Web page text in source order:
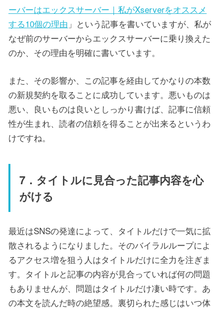
ーバーはエックスサーバー｜私がXserverをオススメ
する10個の理由 」という記事を書いていますが、私が
なぜ前のサーバーからエックスサーバーに乗り換えた
のか、その理由を明確に書いています。
また、その影響か、この記事を経由してかなりの本数
の新規契約を取ることに成功しています。悪いものは
悪い、良いものは良いとしっかり書けば、記事に信頼
性が生まれ、読者の信頼を得ることが出来るというわ
けですね。
7．タイトルに見合った記事内容を心
がける
最近はSNSの発達によって、タイトルだけで一気に拡
散されるようになりました。そのバイラルループによ
るアクセス増を狙う人はタイトルだけに全力を注ぎま
す。タイトルと記事の内容が見合っていれば何の問題
もありませんが、問題はタイトルだけ凄い時です。あ
の本文を読んだ時の絶望感。裏切られた感じはいつ体